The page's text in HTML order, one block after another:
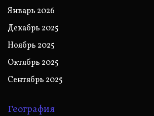
Январь 2026
Декабрь 2025
Ноябрь 2025
Октябрь 2025
Сентябрь 2025
География